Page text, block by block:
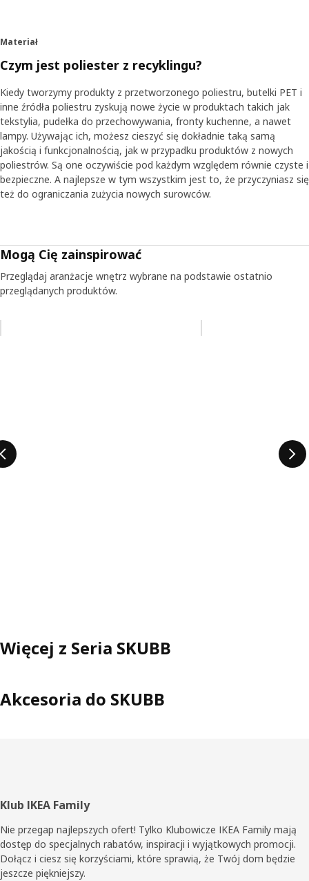
Materiał
Czym jest poliester z recyklingu?
Kiedy tworzymy produkty z przetworzonego poliestru, butelki PET i
inne źródła poliestru zyskują nowe życie w produktach takich jak
tekstylia, pudełka do przechowywania, fronty kuchenne, a nawet
lampy. Używając ich, możesz cieszyć się dokładnie taką samą
jakością i funkcjonalnością, jak w przypadku produktów z nowych
poliestrów. Są one oczywiście pod każdym względem równie czyste i
bezpieczne. A najlepsze w tym wszystkim jest to, że przyczyniasz się
też do ograniczania zużycia nowych surowców.
Mogą Cię zainspirować
Przeglądaj aranżacje wnętrz wybrane na podstawie ostatnio
przeglądanych produktów.
Więcej z Seria SKUBB
Akcesoria do SKUBB
Stopka
Klub IKEA Family
Nie przegap najlepszych ofert! Tylko Klubowicze IKEA Family mają
dostęp do specjalnych rabatów, inspiracji i wyjątkowych promocji.
Dołącz i ciesz się korzyściami, które sprawią, że Twój dom będzie
jeszcze piękniejszy.